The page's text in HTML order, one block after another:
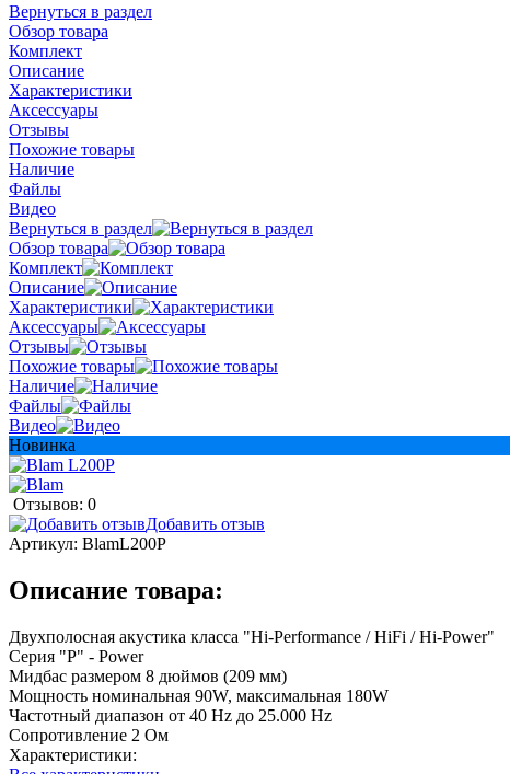
Вернуться в раздел
Обзор товара
Комплект
Описание
Характеристики
Аксессуары
Отзывы
Похожие товары
Наличие
Файлы
Видео
Вернуться в раздел
Обзор товара
Комплект
Описание
Характеристики
Аксессуары
Отзывы
Похожие товары
Наличие
Файлы
Видео
Новинка
Отзывов: 0
Добавить отзыв
Артикул: BlamL200P
Описание товара:
Двухполосная акустика класса "Hi-Performance / HiFi / Hi-Power"
Серия "P" - Power
Мидбас размером 8 дюймов (209 мм)
Мощность номинальная 90W, максимальная 180W
Частотный диапазон от 40 Hz до 25.000 Hz
Сопротивление 2 Ом
Характеристики: